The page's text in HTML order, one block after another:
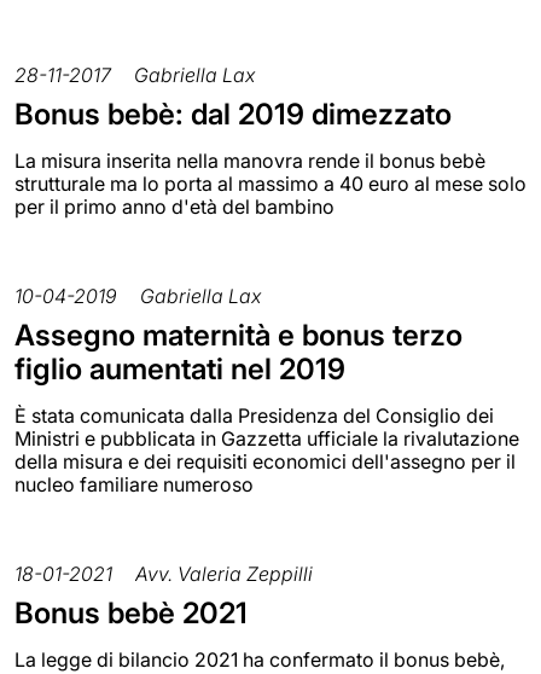
28-11-2017 Gabriella Lax
Bonus bebè: dal 2019 dimezzato
La misura inserita nella manovra rende il bonus bebè
strutturale ma lo porta al massimo a 40 euro al mese solo
per il primo anno d'età del bambino
10-04-2019 Gabriella Lax
Assegno maternità e bonus terzo
figlio aumentati nel 2019
È stata comunicata dalla Presidenza del Consiglio dei
Ministri e pubblicata in Gazzetta ufficiale la rivalutazione
della misura e dei requisiti economici dell'assegno per il
nucleo familiare numeroso
18-01-2021 Avv. Valeria Zeppilli
Bonus bebè 2021
La legge di bilancio 2021 ha confermato il bonus bebè,